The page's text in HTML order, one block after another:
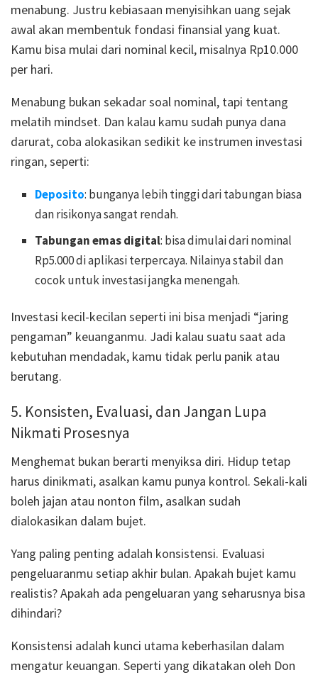
menabung. Justru kebiasaan menyisihkan uang sejak
awal akan membentuk fondasi finansial yang kuat.
Kamu bisa mulai dari nominal kecil, misalnya Rp10.000
per hari.
Menabung bukan sekadar soal nominal, tapi tentang
melatih mindset. Dan kalau kamu sudah punya dana
darurat, coba alokasikan sedikit ke instrumen investasi
ringan, seperti:
Deposito: bunganya lebih tinggi dari tabungan biasa
dan risikonya sangat rendah.
Tabungan emas digital: bisa dimulai dari nominal
Rp5.000 di aplikasi terpercaya. Nilainya stabil dan
cocok untuk investasi jangka menengah.
Investasi kecil-kecilan seperti ini bisa menjadi “jaring
pengaman” keuanganmu. Jadi kalau suatu saat ada
kebutuhan mendadak, kamu tidak perlu panik atau
berutang.
5. Konsisten, Evaluasi, dan Jangan Lupa
Nikmati Prosesnya
Menghemat bukan berarti menyiksa diri. Hidup tetap
harus dinikmati, asalkan kamu punya kontrol. Sekali-kali
boleh jajan atau nonton film, asalkan sudah
dialokasikan dalam bujet.
Yang paling penting adalah konsistensi. Evaluasi
pengeluaranmu setiap akhir bulan. Apakah bujet kamu
realistis? Apakah ada pengeluaran yang seharusnya bisa
dihindari?
Konsistensi adalah kunci utama keberhasilan dalam
mengatur keuangan. Seperti yang dikatakan oleh Don